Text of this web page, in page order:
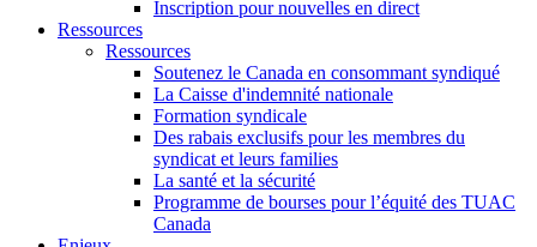
Inscription pour nouvelles en direct
Ressources
Ressources
Soutenez le Canada en consommant syndiqué
La Caisse d'indemnité nationale
Formation syndicale
Des rabais exclusifs pour les membres du
syndicat et leurs families
La santé et la sécurité
Programme de bourses pour l’équité des TUAC
Canada